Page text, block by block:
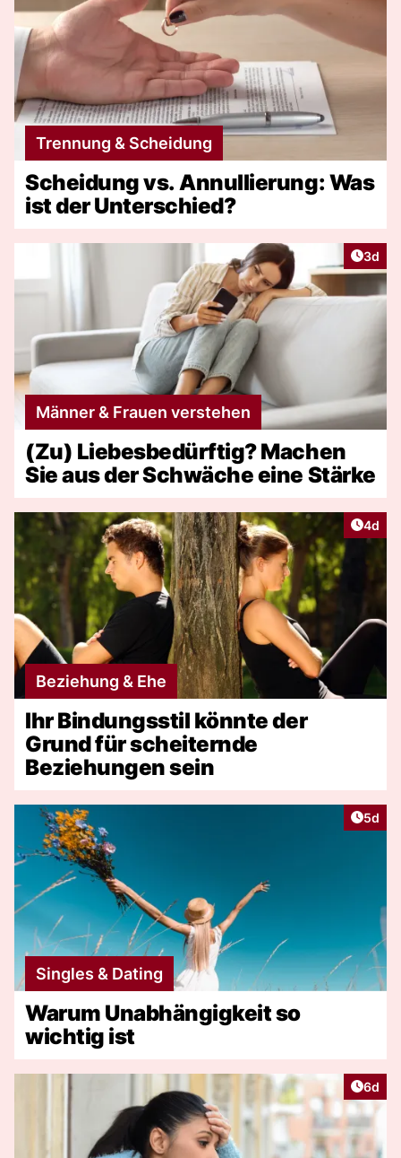
Trennung & Scheidung
Scheidung vs. Annullierung: Was
ist der Unterschied?
3d
Männer & Frauen verstehen
(Zu) Liebesbedürftig? Machen
Sie aus der Schwäche eine Stärke
4d
Beziehung & Ehe
Ihr Bindungsstil könnte der
Grund für scheiternde
Beziehungen sein
5d
Singles & Dating
Warum Unabhängigkeit so
wichtig ist
6d